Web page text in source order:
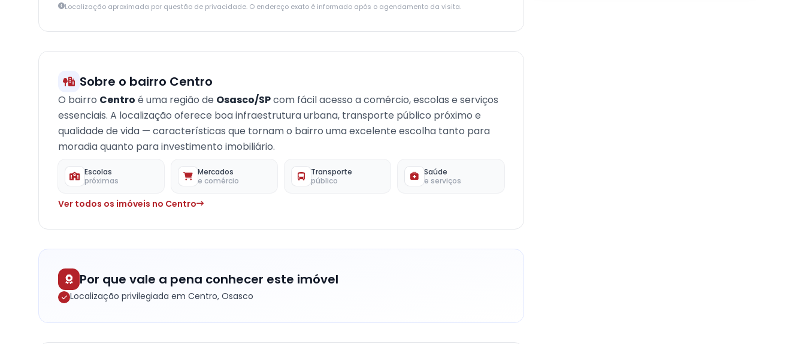
+
−
Localização aproximada por questão de privacidade. O endereço exato é informado após o agendamento da visita.
Sobre o bairro Centro
O bairro Centro é uma região de Osasco/SPcom fácil acesso a comércio, escolas e serviços
essenciais. A localização oferece boa infraestrutura urbana, transporte público próximo e
qualidade de vida — características que tornam o bairro uma excelente escolha tanto para
moradia quanto para investimento imobiliário.
Escolas
próximas
Mercados
e comércio
Transporte
público
Saúde
e serviços
Ver todos os imóveis no Centro
Por que vale a pena conhecer este imóvel
Localização privilegiada em Centro, Osasco